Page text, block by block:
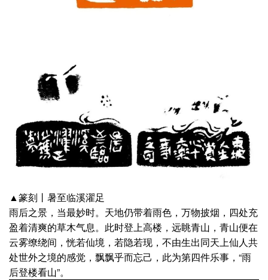
▲篆刻丨暑至临溪濯足
雨后之景，当最妙时。天地仍带着雨色，万物披烟，四处充
盈着清爽的草木气息。此时登上高楼，远眺青山，青山便在
云雾缭绕间，恍若仙境，若隐若现，不由生出同天上仙人共
处世外之境的感觉，飘飘乎而忘己，此为第四件乐事，“雨
后登楼看山”。